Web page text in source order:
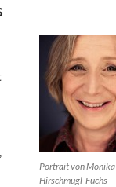
Portrait von Monika
Hirschmugl-Fuchs